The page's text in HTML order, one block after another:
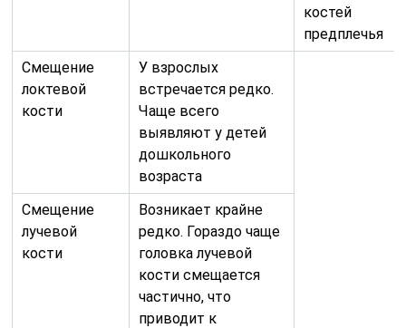
костей
предплечья
Смещение
локтевой
кости
У взрослых
встречается редко.
Чаще всего
выявляют у детей
дошкольного
возраста
Смещение
лучевой
кости
Возникает крайне
редко. Гораздо чаще
головка лучевой
кости смещается
частично, что
приводит к